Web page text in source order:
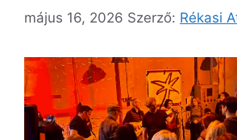
május 16, 2026 Szerző: Rékasi